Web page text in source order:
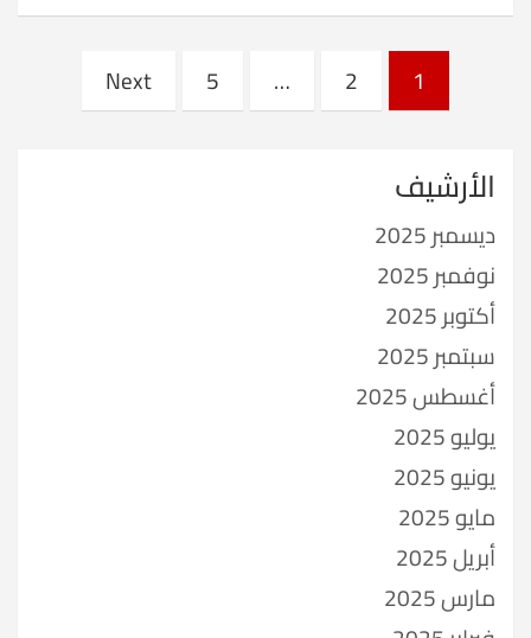
Posts
pagination
1
2
…
5
Next
الأرشيف
ديسمبر 2025
نوفمبر 2025
أكتوبر 2025
سبتمبر 2025
أغسطس 2025
يوليو 2025
يونيو 2025
مايو 2025
أبريل 2025
مارس 2025